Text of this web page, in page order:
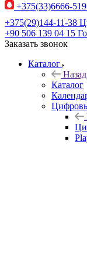
+375(33)6666-519
+375(29)144-11-38
+90 506 139 04 15
Заказать звонок
Каталог
Назад
Каталог